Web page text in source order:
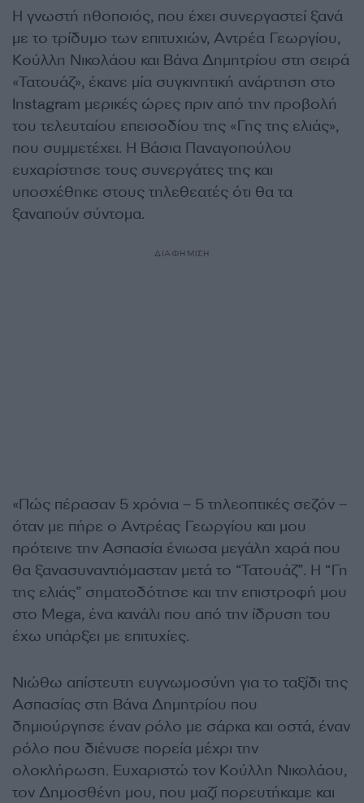
Η γνωστή ηθοποιός, που έχει συνεργαστεί ξανά
με το τρίδυμο των επιτυχιών, Αντρέα Γεωργίου,
Κούλλη Νικολάου και Βάνα Δημητρίου στη σειρά
«Τατουάζ», έκανε μία συγκινητική ανάρτηση στο
Instagram μερικές ώρες πριν από την προβολή
του τελευταίου επεισοδίου της «Γης της ελιάς»,
που συμμετέχει. Η Βάσια Παναγοπούλου
ευχαρίστησε τους συνεργάτες της και
υποσχέθηκε στους τηλεθεατές ότι θα τα
ξαναπούν σύντομα.
ΔΙΑΦΗΜΙΣΗ
«Πώς πέρασαν 5 χρόνια – 5 τηλεοπτικές σεζόν –
όταν με πήρε ο Αντρέας Γεωργίου και μου
πρότεινε την Ασπασία ένιωσα μεγάλη χαρά που
θα ξανασυναντιόμασταν μετά το “Τατουάζ”. Η “Γη
της ελιάς” σηματοδότησε και την επιστροφή μου
στο Mega, ένα κανάλι που από την ίδρυση του
έχω υπάρξει με επιτυχίες.
Νιώθω απίστευτη ευγνωμοσύνη για το ταξίδι της
Ασπασίας στη Βάνα Δημητρίου που
δημιούργησε έναν ρόλο με σάρκα και οστά, έναν
ρόλο που διένυσε πορεία μέχρι την
ολοκλήρωση. Ευχαριστώ τον Κούλλη Νικολάου,
τον Δημοσθένη μου, που μαζί πορευτήκαμε και